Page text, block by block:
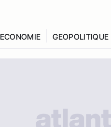
ECONOMIE GEOPOLITIQUE